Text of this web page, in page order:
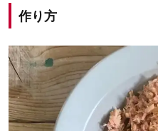
作り方